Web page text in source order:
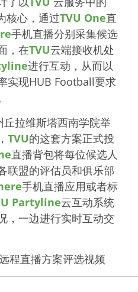
核心，通过TVU One直
手机直播分别采集候选
，在TVU云端接收机处
进行互动，从而以
实现HUB Football要求
拉维斯塔西南学院举
TVU的这套方案正式投
直播背包将每位候选人
联盟的评估员和俱乐部
手机直播应用或者标
Partyline云互动系统
，一边进行实时互动交
程直播方案评选视频